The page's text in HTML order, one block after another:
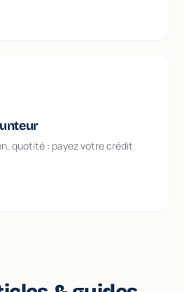
quotité : payez votre crédit